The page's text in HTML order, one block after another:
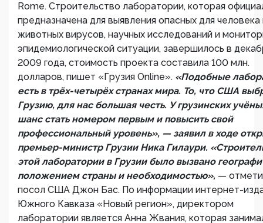
Rome. Строительство лаборатории, которая
предназначена для выявления опасных для человека
животных вирусов, научных исследований и
эпидемиологической ситуации, завершилось в
2009 года, стоимость проекта составила 100 млн.
долларов, пишет «Грузия Online». «Подобные
есть в трёх-четырёх странах мира. То, что США
Грузию, для нас большая честь. У грузинских
шанс стать номером первым и повысить свой
профессиональный уровень», — заявил в ходе
премьер-министр Грузии Ника Гилаури.
этой лаборатории в Грузии было вызвано
положением страны и необходимостью», —
посол США Джон Бас. По информации интернет-
Южного Кавказа «Новый регион», директором
лаборатории является Анна Жвания, которая